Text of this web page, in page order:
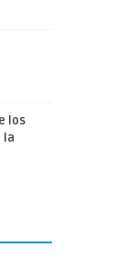
los
la